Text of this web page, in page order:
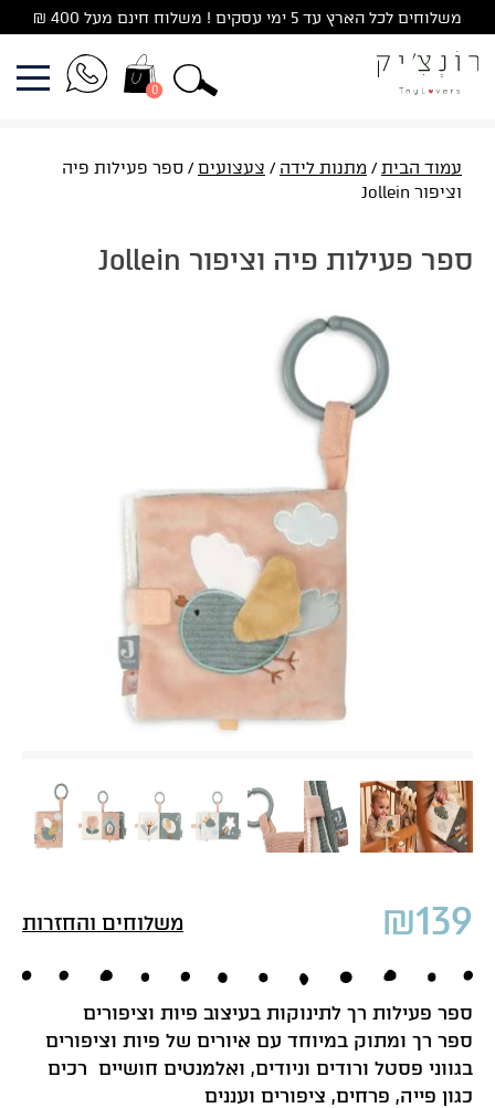
to
content
משלוחים לכל הארץ עד 5 ימי עסקים ! משלוח חינם מעל 400 ₪
0
עמוד הבית/ מתנות לידה / צעצועים/ ספר פעילות פיה
וציפור Jollein
ספר פעילות פיה וציפור Jollein
₪139 משלוחים והחזרות
ספר פעילות רך לתינוקות בעיצוב פיות וציפורים
ספר רך ומתוק במיוחד עם איורים של פיות וציפורים
בגווני פסטל ורודים וניודים, ואלמנטים חושיים רכים
כגון פייה, פרחים, ציפורים ועננים